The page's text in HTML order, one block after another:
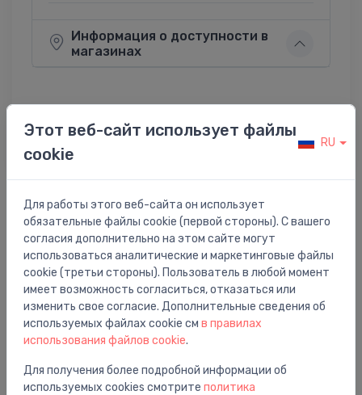
Информация о доступности в
магазинах
Поделиться: Twitter Facebook
Описание товара
dušas siena TCB, 900 mm, h=2000,
briliants/caurspīdīgs stikls
Вам также может понравиться
Этот веб-сайт использует файлы
cookie
RU
Для работы этого веб-сайта он использует
обязательные файлы cookie (первой стороны). С вашего
согласия дополнительно на этом сайте могут
использоваться аналитические и маркетинговые файлы
cookie (третьи стороны). Пользователь в любой момент
имеет возможность согласиться, отказаться или
изменить свое согласие. Дополнительные сведения об
используемых файлах cookie см в правилах
использования файлов cookie.
Для получения более подробной информации об
используемых cookies смотрите политика